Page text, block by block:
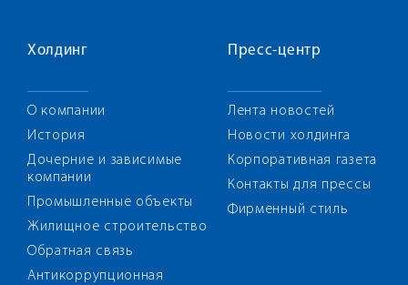
Холдинг
О компании
История
Дочерние и зависимые
компании
Промышленные объекты
Жилищное строительство
Обратная связь
Антикоррупционная
Пресс-центр
Лента новостей
Новости холдинга
Корпоративная газета
Контакты для прессы
Фирменный стиль